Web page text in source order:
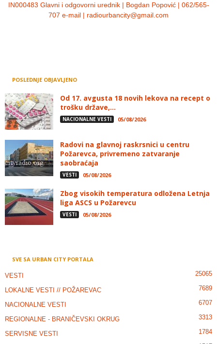
IN000483 Glavni i odgovorni urednik | Bogdan Popović | 062/565-
707 e-mail | radiourbancity@gmail.com
POSLEDNJE OBJAVLJENO
Od 17. avgusta 18 novih lekova na recept o
trošku države,...
NACIONALNE VESTI 05/08/2026
Radovi na glavnoj raskrsnici u centru
Požarevca, privremeno zatvaranje
saobraćaja
VESTI 05/08/2026
Zbog visokih temperatura odložena Letnja
liga ASCS u Požarevcu
VESTI 05/08/2026
SVE SA URBAN CITY PORTALA
VESTI 25065
LOKALNE VESTI // POŽAREVAC 7689
NACIONALNE VESTI 6707
REGIONALNE - BRANIČEVSKI OKRUG 3313
SERVISNE VESTI
1784